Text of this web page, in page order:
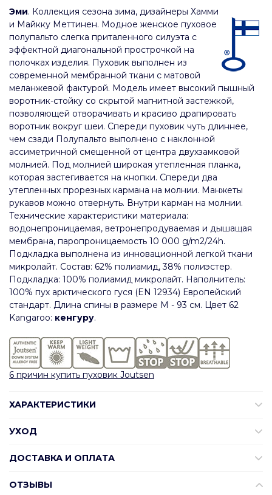
Эми. Коллекция сезона зима, дизайнеры Хамми
и Майкку Меттинен. Модное женское пуховое
полупальто слегка приталенного силуэта с
эффектной диагональной прострочкой на
полочках изделия. Пуховик выполнен из
современной мембранной ткани с матовой
меланжевой фактурой. Модель имеет высокий пышный
воротник-стойку со скрытой магнитной застежкой,
позволяющей отворачивать и красиво драпировать
воротник вокруг шеи. Спереди пуховик чуть длиннее,
чем сзади Полупальто выполнено с наклонной
ассиметричной смещенной от центра двухзамковой
молнией. Под молнией широкая утепленная планка,
которая застегивается на кнопки. Спереди два
утепленных прорезных кармана на молнии. Манжеты
рукавов можно отвернуть. Внутри карман на молнии.
Технические характеристики материала:
водонепроницаемая, ветронепродуваемая и дышащая
мембрана, паропроницаемость 10 000 g/m2/24h.
Подкладка выполнена из инновационной легкой ткани
микролайт. Состав: 62% полиамид, 38% полиэстер.
Подкладка: 100% полиамид микролайт. Наполнитель:
100% пух арктического гуся (EN 12934) Европейский
стандарт. Длина спины в размере М - 93 см. Цвет 62
Kangaroo: кенгуру.
6 причин купить пуховик Joutsen
ХАРАКТЕРИСТИКИ
УХОД
ДОСТАВКА И ОПЛАТА
ОТЗЫВЫ